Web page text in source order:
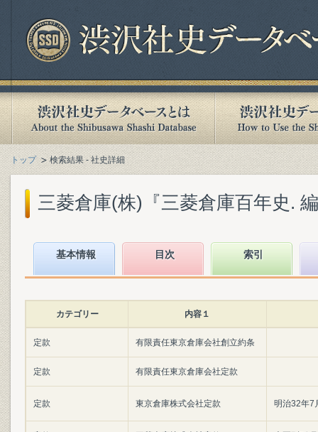
トップ 検索結果 - 社史詳細
三菱倉庫(株)『三菱倉庫百年史.
基本情報 目次 索引
カテゴリー 内容１
定款 有限責任東京倉庫会社創立約条
定款 有限責任東京倉庫会社定款
定款 東京倉庫株式会社定款 明治32年7